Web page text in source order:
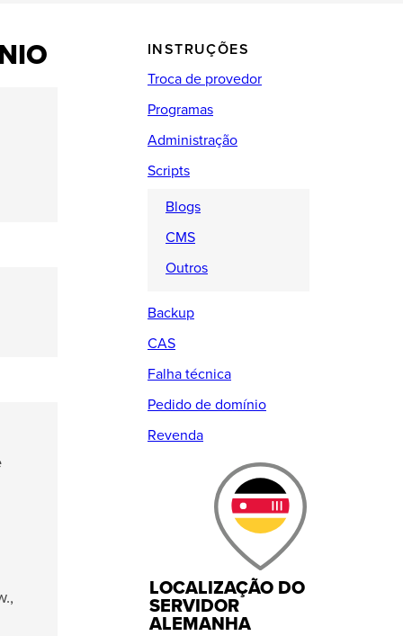
INSTRUÇÕES
Troca de provedor
Programas
Administração
Scripts
Blogs
CMS
Outros
Backup
CAS
Falha técnica
Pedido de domínio
Revenda
LOCALIZAÇÃO DO
SERVIDOR
ALEMANHA